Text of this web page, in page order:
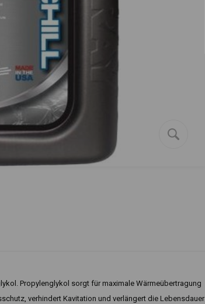
Propylenglykol sorgt für maximale Wärmeübertragung
verhindert Kavitation und verlängert die Lebensdauer